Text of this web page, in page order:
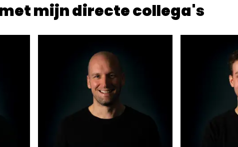
mijn directe collega's